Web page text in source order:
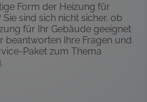
Form der Heizung für
sind sich nicht sicher, ob
für Ihr Gebäude geeignet
beantworten Ihre Fragen und
Paket zum Thema